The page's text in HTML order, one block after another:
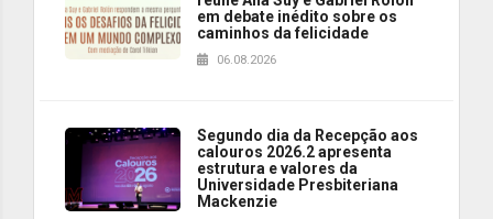
em debate inédito sobre os
caminhos da felicidade
06.08.2026
Segundo dia da Recepção aos
calouros 2026.2 apresenta
estrutura e valores da
Universidade Presbiteriana
Mackenzie